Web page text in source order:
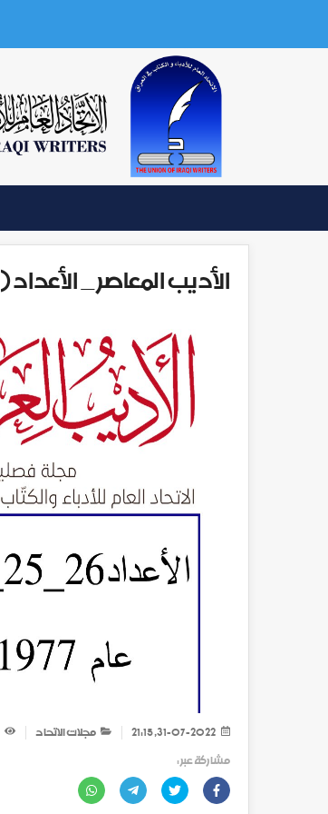
الأديب المعاصر _ الأعداد ( 24 _ 25 _ 26) _ عام 1977
مجلات الاتحاد
مشاركة عبر :